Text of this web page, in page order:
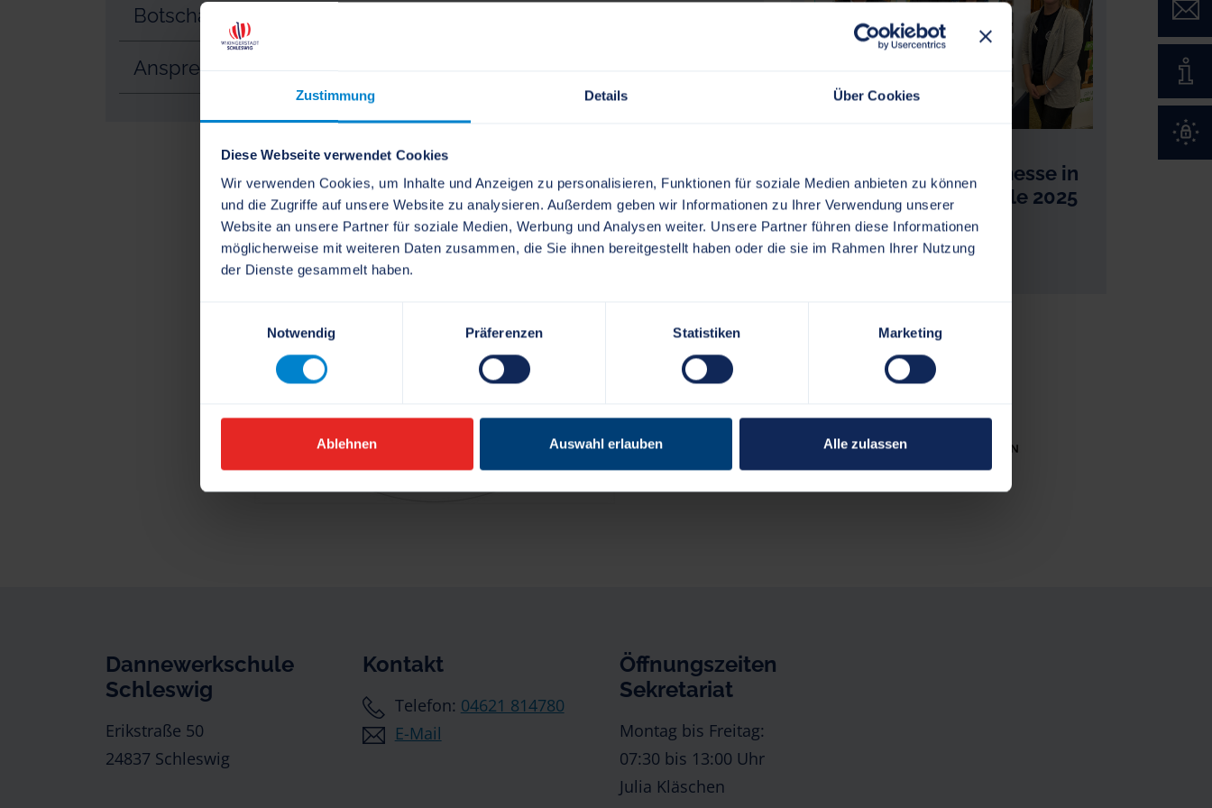
Zustimmung Details Über Cookies
Diese Webseite verwendet Cookies
Wir verwenden Cookies, um Inhalte und Anzeigen zu personalisieren, Funktionen für soziale Medien anbieten zu können
und die Zugriffe auf unsere Website zu analysieren. Außerdem geben wir Informationen zu Ihrer Verwendung unserer
Website an unsere Partner für soziale Medien, Werbung und Analysen weiter. Unsere Partner führen diese Informationen
möglicherweise mit weiteren Daten zusammen, die Sie ihnen bereitgestellt haben oder die sie im Rahmen Ihrer Nutzung
der Dienste gesammelt haben.
Notwendig
Präferenzen Statistiken Marketing
Ablehnen Auswahl erlauben Alle zulassen
Botschafterschule für Berufsorientierung
Ansprechpartner*innen
Anklicken! Schülermesse in
der Dannewerkschule 2025
Dannewerkschule
Schleswig
Erikstraße 50
24837 Schleswig
Kontakt
Telefon: 04621 814780
E-Mail
Öffnungszeiten
Sekretariat
Montag bis Freitag:
07:30 bis 13:00 Uhr
Julia Kläschen